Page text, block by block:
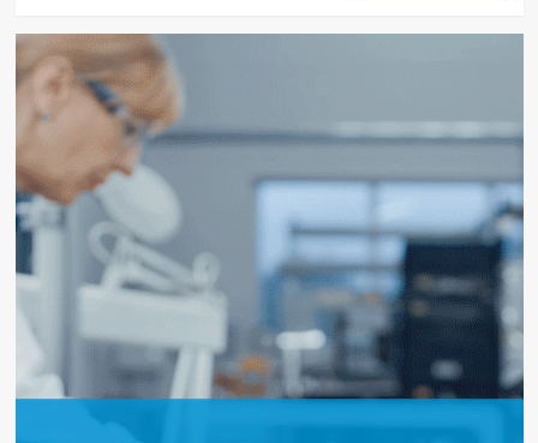
Anmat
para
su
tratamiento
acondroplasia